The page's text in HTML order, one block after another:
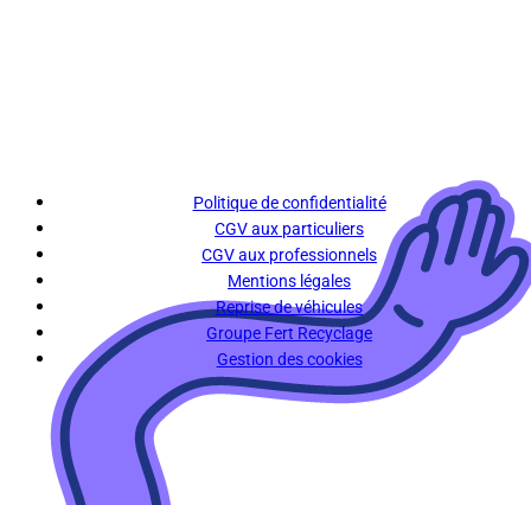
Politique de confidentialité
CGV aux particuliers
CGV aux professionnels
Mentions légales
Reprise de véhicules
Groupe Fert Recyclage
Gestion des cookies